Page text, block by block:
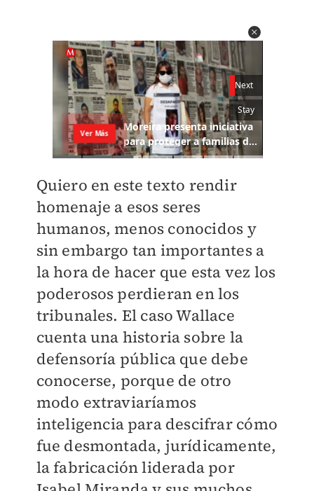
Quiero en este texto rendir
homenaje a esos seres
humanos, menos conocidos y
sin embargo tan importantes a
la hora de hacer que esta vez los
poderosos perdieran en los
tribunales. El caso Wallace
cuenta una historia sobre la
defensoría pública que debe
conocerse, porque de otro
modo extraviaríamos
inteligencia para descifrar cómo
fue desmontada, jurídicamente,
la fabricación liderada por